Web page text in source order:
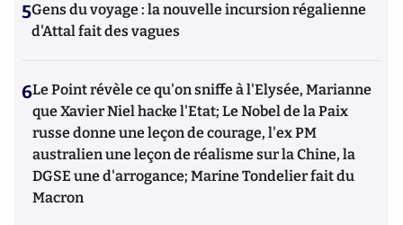
5Gens du voyage : la nouvelle incursion régalienne
d'Attal fait des vagues
6Le Point révèle ce qu'on sniffe à l'Elysée, Marianne
que Xavier Niel hacke l'Etat; Le Nobel de la Paix
russe donne une leçon de courage, l'ex PM
australien une leçon de réalisme sur la Chine, la
DGSE une d'arrogance; Marine Tondelier fait du
Macron